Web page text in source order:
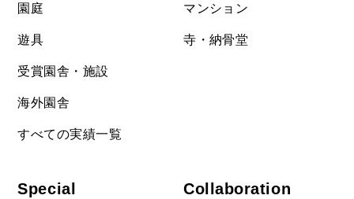
園庭
遊具
受賞園舎・施設
海外園舎
すべての実績一覧
マンション
寺・納骨堂
Special Collaboration